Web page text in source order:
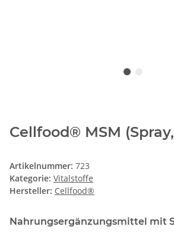
Cellfood® MSM
Artikelnummer: 723
Kategorie: Vitalstoffe
Hersteller: Cellfood®
Nahrungsergänzungsmittel mit